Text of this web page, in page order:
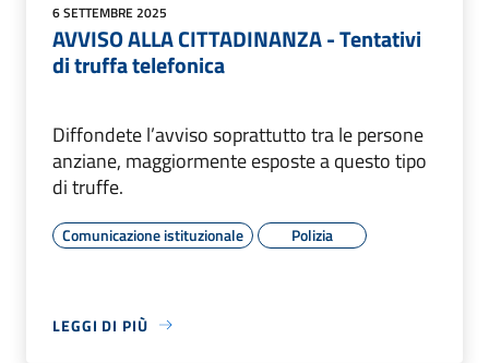
6 SETTEMBRE 2025
AVVISO ALLA CITTADINANZA - Tentativi
di truffa telefonica
Diffondete l’avviso soprattutto tra le persone
anziane, maggiormente esposte a questo tipo
di truffe.
Comunicazione istituzionale Polizia
LEGGI DI PIÙ